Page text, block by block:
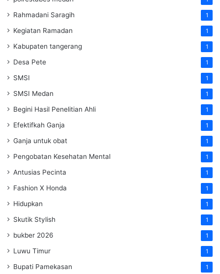
Rahmadani Saragih 1
Kegiatan Ramadan 1
Kabupaten tangerang 1
Desa Pete 1
SMSI 1
SMSI Medan 1
Begini Hasil Penelitian Ahli 1
Efektifkah Ganja 1
Ganja untuk obat 1
Pengobatan Kesehatan Mental 1
Antusias Pecinta 1
Fashion X Honda 1
Hidupkan 1
Skutik Stylish 1
bukber 2026 1
Luwu Timur 1
Bupati Pamekasan 1